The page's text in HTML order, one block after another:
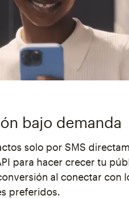
bajo demanda
solo por SMS
para hacer crecer tu
al conectar con
preferidos.